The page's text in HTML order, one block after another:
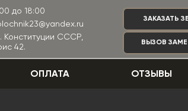
до 18:00
Конституции СССР,
42.
ЗАКАЗАТЬ
ВЫЗОВ
ОПЛАТА ОТЗЫВЫ